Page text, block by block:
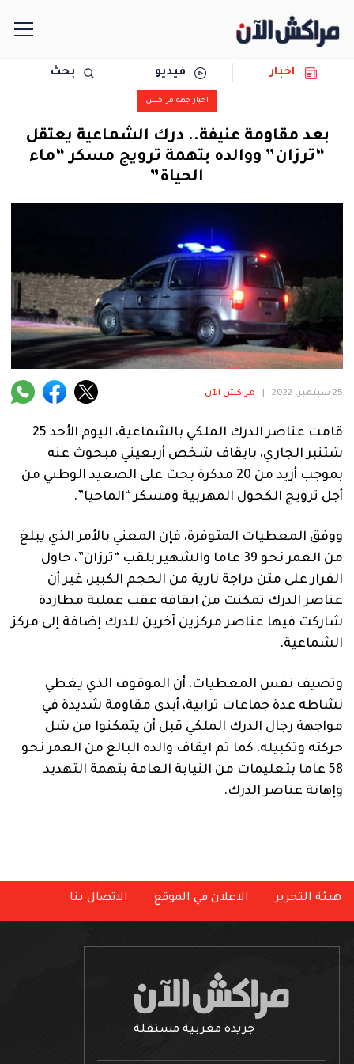
سياسة
رياضة
دولية
المرأة
فنية
منوعة
آراء
اخبار فيديو بحث
اخبار جهة مراكش
بعد مقاومة عنيفة.. درك الشماعية يعتقل
“ترزان” ووالده بتهمة ترويج مسكر “ماء
الحياة”
25 سبتمبر، 2022 مراكش الآن
قامت عناصر الدرك الملكي بالشماعية، اليوم الأحد 25
شتنبر الجاري، بايقاف شخص أربعيني مبحوث عنه
بموجب أزيد من 20 مذكرة بحث على الصعيد الوطني من
أجل ترويج الكحول المهربية ومسكر “الماحيا”.
ووفق المعطيات المتوفرة، فإن المعني بالأمر الذي يبلغ
من العمر نحو 39 عاما والشهير بلقب “ترزان”، حاول
الفرار على متن دراجة نارية من الحجم الكبير، غير أن
عناصر الدرك تمكنت من ايقافه عقب عملية مطاردة
شاركت فيها عناصر مركزين آخرين للدرك إضافة إلى مركز
الشماعية.
وتضيف نفس المعطيات، أن الموقوف الذي يغطي
نشاطه عدة جماعات ترابية، أبدى مقاومة شديدة في
مواجهة رجال الدرك الملكي قبل أن يتمكنوا من شل
حركته وتكبيله، كما تم ايقاف والده البالغ من العمر نحو
58 عاما بتعليمات من النيابة العامة بتهمة التهديد
وإهانة عناصر الدرك.
هيئة التحرير الاعلان في الموقع الاتصال بنا
جريدة مغربية مستقلة